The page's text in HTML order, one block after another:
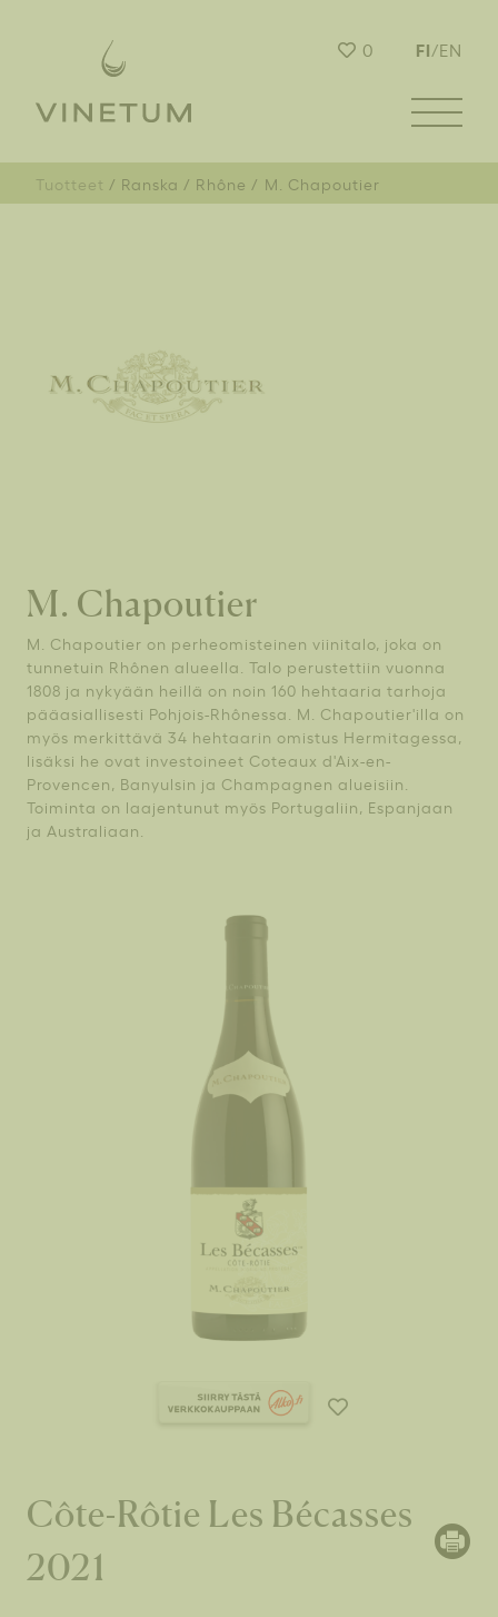
0 FI/EN
Tuotteet Ranska Rhône M. Chapoutier
M. Chapoutier
M. Chapoutier on perheomisteinen viinitalo, joka on
tunnetuin Rhônen alueella. Talo perustettiin vuonna
1808 ja nykyään heillä on noin 160 hehtaaria tarhoja
pääasiallisesti Pohjois-Rhônessa. M. Chapoutier'illa on
myös merkittävä 34 hehtaarin omistus Hermitagessa,
lisäksi he ovat investoineet Coteaux d'Aix-en-
Provencen, Banyulsin ja Champagnen alueisiin.
Toiminta on laajentunut myös Portugaliin, Espanjaan
ja Australiaan.
Côte-Rôtie Les Bécasses
2021